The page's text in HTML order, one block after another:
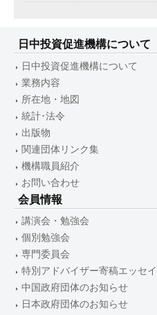
日中投資促進機構について
日中投資促進機構について
業務内容
所在地・地図
統計･法令
出版物
関連団体リンク集
機構職員紹介
お問い合わせ
会員情報
講演会・勉強会
個別勉強会
専門委員会
特別アドバイザー寄稿エッセイ
中国政府団体のお知らせ
日本政府団体のお知らせ